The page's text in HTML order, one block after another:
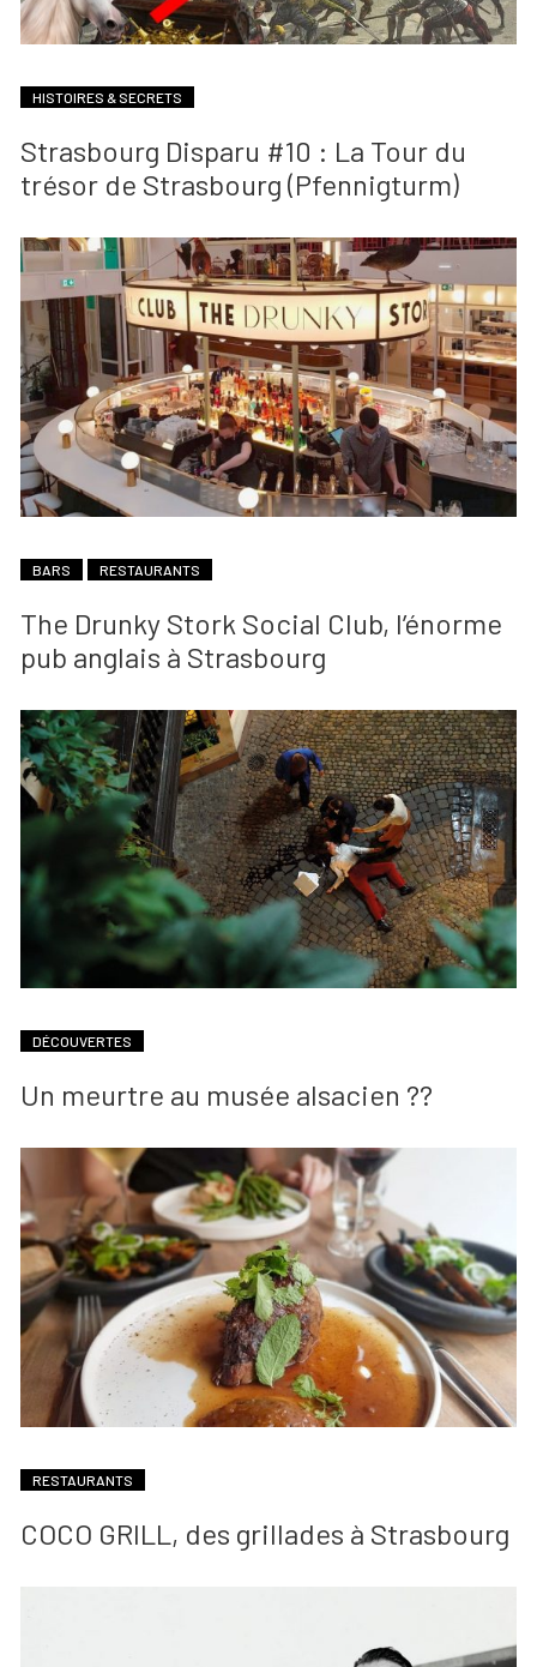
HISTOIRES & SECRETS
Strasbourg Disparu #10 : La Tour du
trésor de Strasbourg (Pfennigturm)
BARS RESTAURANTS
The Drunky Stork Social Club, l’énorme
pub anglais à Strasbourg
DÉCOUVERTES
Un meurtre au musée alsacien ??
RESTAURANTS
COCO GRILL, des grillades à Strasbourg